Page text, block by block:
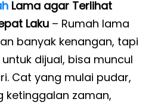
Lama agar Terlihat
Laku – Rumah lama
banyak kenangan, tapi
dijual, bisa muncul
Cat yang mulai pudar,
ketinggalan zaman,